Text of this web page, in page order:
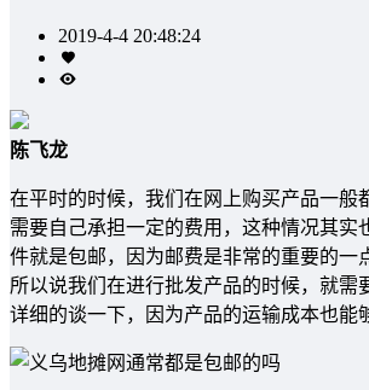
2019-4-4 20:48:24
陈飞龙
在平时的时候，我们在网上购买产品一
需要自己承担一定的费用，这种情况其
件就是包邮，因为邮费是非常的重要的
所以说我们在进行批发产品的时候，就需
详细的谈一下，因为产品的运输成本也能